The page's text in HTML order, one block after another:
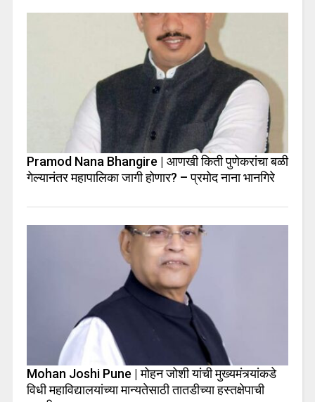
Pramod Nana Bhangire | आणखी किती पुणेकरांचा बळी
गेल्यानंतर महापालिका जागी होणार? – प्रमोद नाना भानगिरे
Mohan Joshi Pune | मोहन जोशी यांची मुख्यमंत्र्यांकडे
विधी महाविद्यालयांच्या मान्यतेसाठी तातडीच्या हस्तक्षेपाची